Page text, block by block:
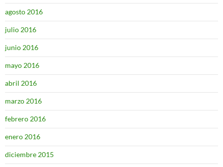
agosto 2016
julio 2016
junio 2016
mayo 2016
abril 2016
marzo 2016
febrero 2016
enero 2016
diciembre 2015